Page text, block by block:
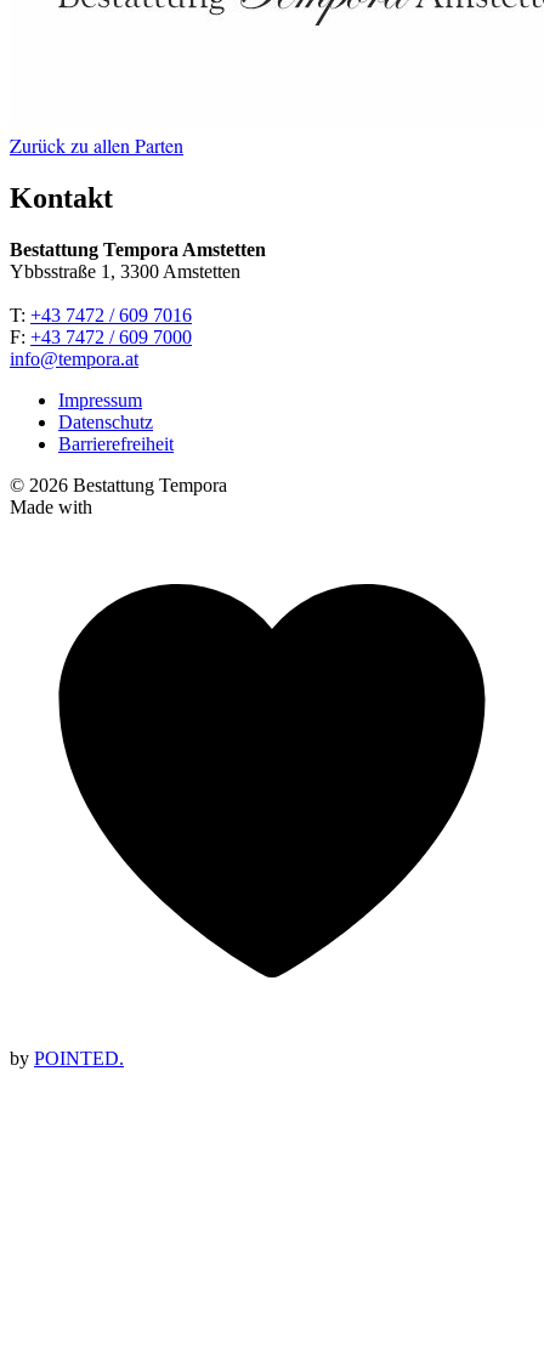
Zurück zu allen Parten
Kontakt
Bestattung Tempora Amstetten
Ybbsstraße 1, 3300 Amstetten
T: +43 7472 / 609 7016
F: +43 7472 / 609 7000
info@tempora.at
Impressum
Datenschutz
Barrierefreiheit
© 2026 Bestattung Tempora
Made with
by POINTED.